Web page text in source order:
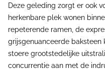
Deze geleding zorgt er ook
herkenbare plek wonen
repeterende ramen, de
grijsgenuanceerde baksteen
stoere grootstedelijke
concurrentie aan met de